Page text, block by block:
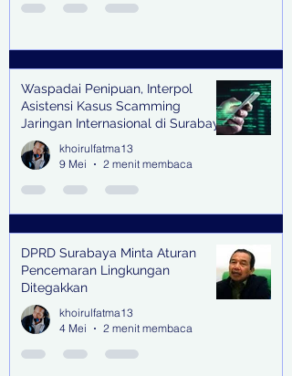
Waspadai Penipuan, Interpol
Asistensi Kasus Scamming
Jaringan Internasional di Surabaya
khoirulfatma13
9 Mei
2 menit membaca
DPRD Surabaya Minta Aturan
Pencemaran Lingkungan
Ditegakkan
khoirulfatma13
4 Mei
2 menit membaca